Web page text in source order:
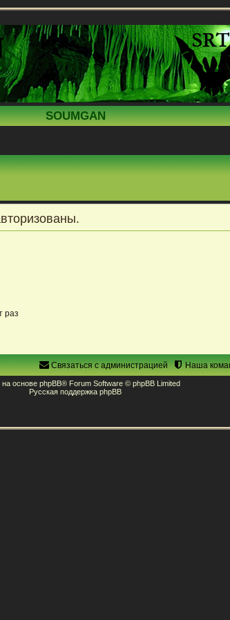
SOUMGAN
раз
Наша
Связаться с администрацией
основе phpBB® Forum Software © phpBB Limited
Русская поддержка phpBB